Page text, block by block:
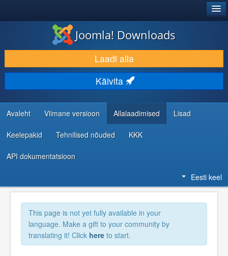
LAADI ALLA JA LAIENDA
AVASTA JA ÕPI
KOGUKOND JA KASUTAJATUGI
RESSURSID ARENDAJATELE
Joomla! Downloads
Laadi alla
Käivita
Avaleht Viimane versioon Allalaadimised Lisad
Keelepakid Tehnilised nõuded KKK
API dokumentatsioon
Eesti keel
This page is not yet fully available in your
language. Make a gift to your community by
translating it! Click here to start.